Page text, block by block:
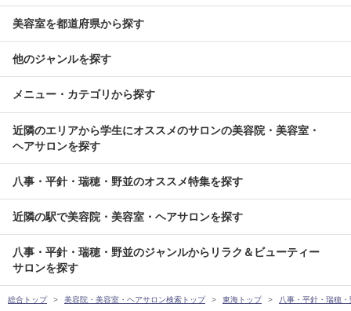
美容室を都道府県から探す
他のジャンルを探す
メニュー・カテゴリから探す
近隣のエリアから学生にオススメのサロンの美容院・美容室・
ヘアサロンを探す
八事・平針・瑞穂・野並のオススメ特集を探す
近隣の駅で美容院・美容室・ヘアサロンを探す
八事・平針・瑞穂・野並のジャンルからリラク＆ビューティー
サロンを探す
総合トップ 美容院・美容室・ヘアサロン検索トップ 東海トップ 八事・平針・瑞穂